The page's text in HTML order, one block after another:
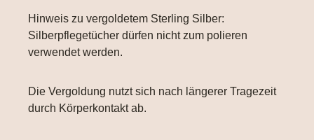
Hinweis zu vergoldetem Sterling Silber:
Silberpflegetücher dürfen nicht zum polieren
verwendet werden.
Die Vergoldung nutzt sich nach längerer Tragezeit
durch Körperkontakt ab.